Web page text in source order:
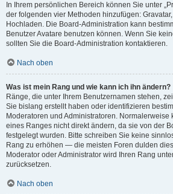
In Ihrem persönlichen Bereich können Sie unter
der folgenden vier Methoden hinzufügen:
Hochladen. Die Board-Administration kann
Benutzer Avatare benutzen können. Wenn Sie
sollten Sie die Board-Administration kontaktieren.
Nach oben
Was ist mein Rang und wie kann ich ihn ändern?
Ränge, die unter Ihrem Benutzernamen stehen,
Sie bislang erstellt haben oder identifizieren
Moderatoren und Administratoren. Normalerweise
eines Ranges nicht direkt ändern, da sie von der
festgelegt wurden. Bitte schreiben Sie keine
Rang zu erhöhen — die meisten Foren dulden
Moderator oder Administrator wird Ihren Rang
zurücksetzen.
Nach oben